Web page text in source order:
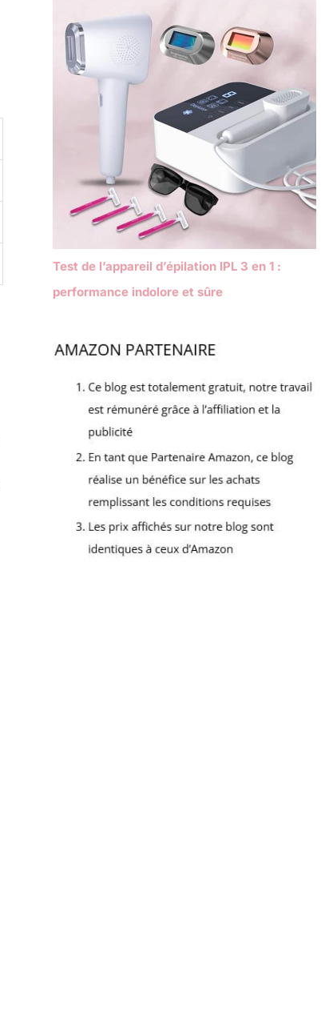
Test de l’appareil d’épilation IPL 3 en 1 :
performance indolore et sûre